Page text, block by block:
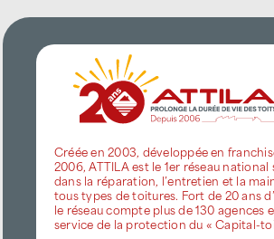
Créée en 2003, développée en
2006, ATTILA est le 1er réseau national
dans la réparation, l’entretien et la
tous types de toitures. Fort de 20 ans
le réseau compte plus de 130 agences
service de la protection du « Capital-